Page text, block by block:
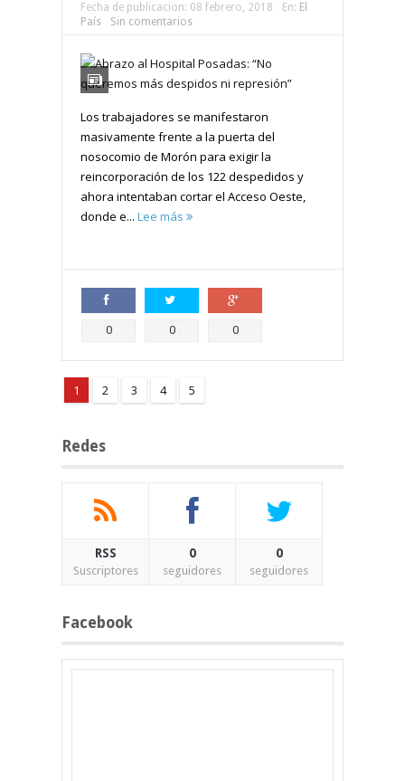
Fecha de publicacion: 08 febrero, 2018 En: El
País
Sin comentarios
Los trabajadores se manifestaron
masivamente frente a la puerta del
nosocomio de Morón para exigir la
reincorporación de los 122 despedidos y
ahora intentaban cortar el Acceso Oeste,
donde e... Lee más
Compartir
0 Compartir
0 Compartir
0
1 2 3 4 5
Redes
RSS
Suscriptores
0
seguidores
0
seguidores
Facebook